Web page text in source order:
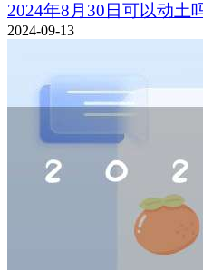
2024年8月30日可以动土
2024-09-13